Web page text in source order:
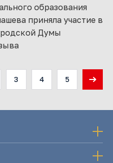
образования
приняла участие в
Думы
3 4 5